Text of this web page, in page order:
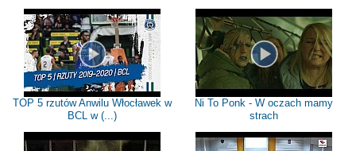
TOP 5 rzutów Anwilu Włocławek w
BCL w (...)
Ni To Ponk - W oczach mamy
strach